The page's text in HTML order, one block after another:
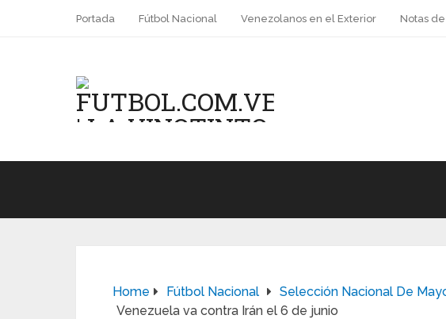
Portada Fútbol Nacional Venezolanos en el Exterior Notas
Home Fútbol Nacional
Selección Nacional De
Venezuela va contra Irán el 6 de junio